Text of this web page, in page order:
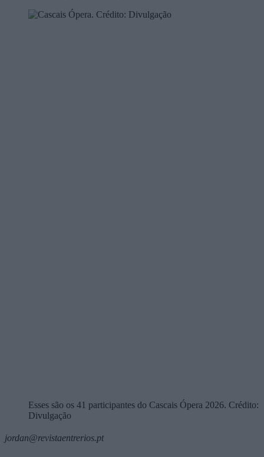
Esses são os 41 participantes do Cascais Ópera 2026. Crédito:
Divulgação
jordan@revistaentrerios.pt